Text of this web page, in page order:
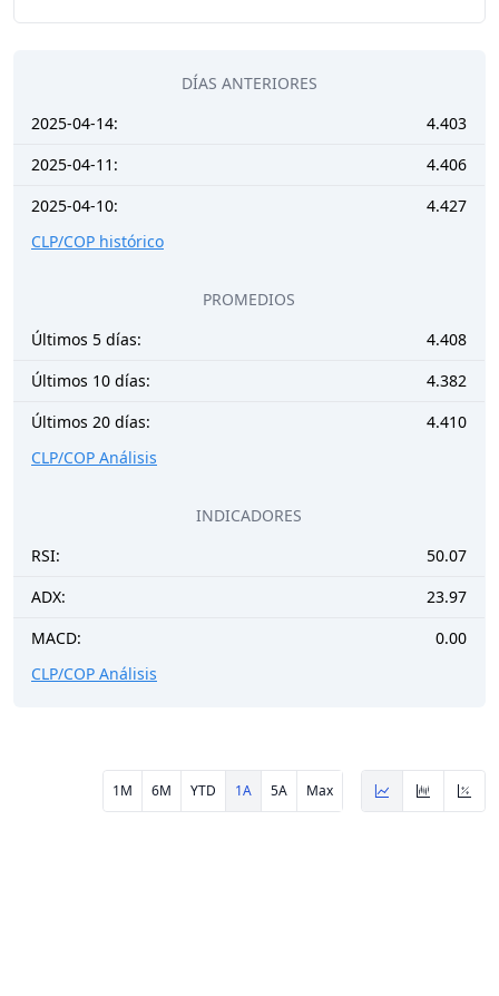
DÍAS ANTERIORES
2025-04-14:
4.403
2025-04-11:
4.406
2025-04-10:
4.427
CLP/COP histórico
PROMEDIOS
Últimos 5 días:
4.408
Últimos 10 días:
4.382
Últimos 20 días:
4.410
CLP/COP Análisis
INDICADORES
RSI:
50.07
ADX:
23.97
MACD:
0.00
CLP/COP Análisis
1M 6M 1A 5A Max
YTD